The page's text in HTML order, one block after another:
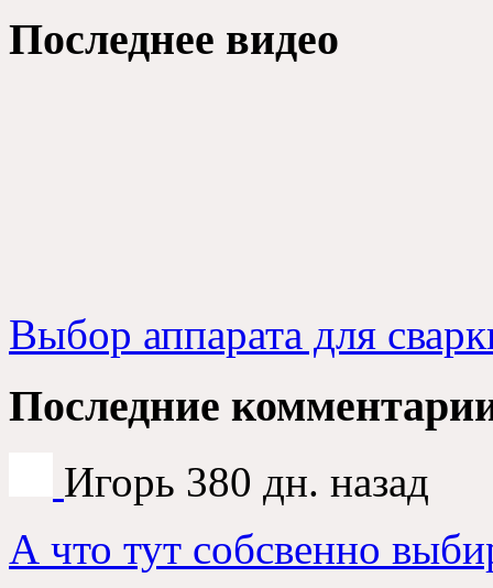
Последнее видео
Выбор аппарата для
Последние
Игорь 380 дн. назад
А что тут собсвенно